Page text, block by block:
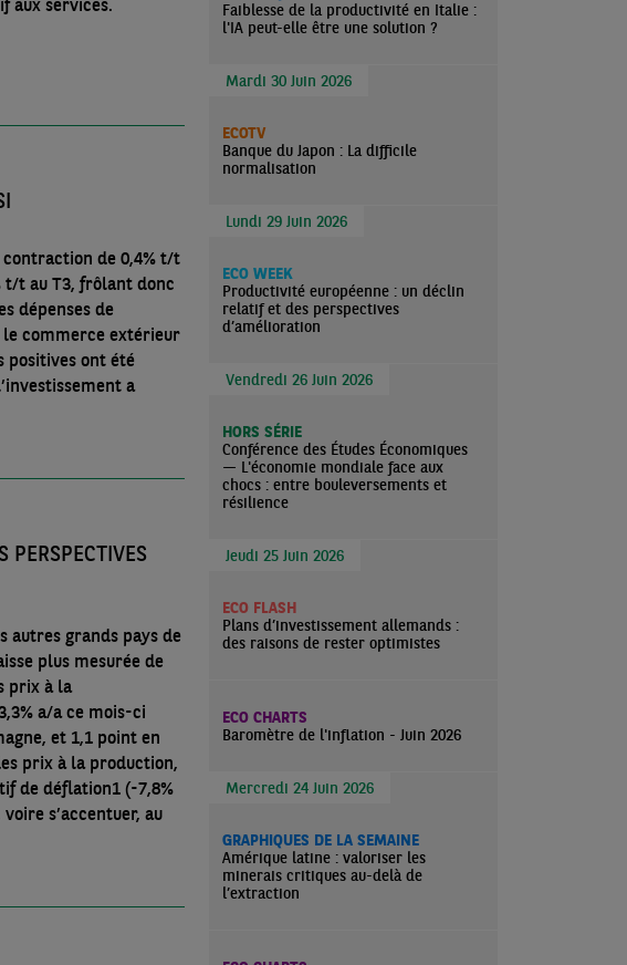
aux services.
de 0,4% t/t
t/t au T3, frôlant donc
dépenses de
commerce extérieur
positives ont été
a
PERSPECTIVES
autres grands pays de
plus mesurée de
prix à la
a/a ce mois-ci
et 1,1 point en
prix à la production,
(-7,8%
s’accentuer, au
Faiblesse de la productivité en Italie :
l'IA peut-elle être une solution ?
Mardi 30 Juin 2026
ECOTV
Banque du Japon : La difficile
normalisation
Lundi 29 Juin 2026
ECO WEEK
Productivité européenne : un déclin
relatif et des perspectives
d’amélioration
Vendredi 26 Juin 2026
HORS SÉRIE
Conférence des Études Économiques
— L'économie mondiale face aux
chocs : entre bouleversements et
résilience
Jeudi 25 Juin 2026
ECO FLASH
Plans d’investissement allemands :
des raisons de rester optimistes
ECO CHARTS
Baromètre de l'inflation - Juin 2026
Mercredi 24 Juin 2026
GRAPHIQUES DE LA SEMAINE
Amérique latine : valoriser les
minerais critiques au-delà de
l’extraction